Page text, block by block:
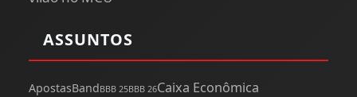
ASSUNTOS
ApostasBandBBB 25BBB 26Caixa Econômica